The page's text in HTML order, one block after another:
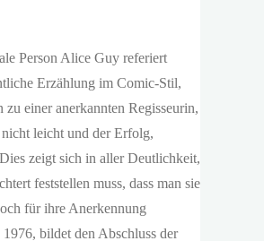
Person Alice Guy referiert
Erzählung im Comic-Stil,
einer anerkannten Regisseurin,
leicht und der Erfolg,
zeigt sich in aller Deutlichkeit,
feststellen muss, dass man sie
für ihre Anerkennung
bildet den Abschluss der